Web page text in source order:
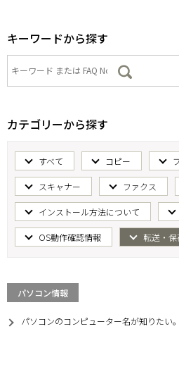
キーワードから探す
カテゴリーから探す
すべて コピー
スキャナー ファクス
インストール方法について
OS動作確認情報 転送・保
パソコン情報
パソコンのコンピューター名が知りたい。